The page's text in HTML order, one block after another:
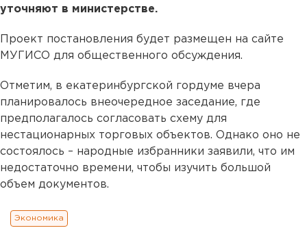
уточняют в министерстве.
Проект постановления будет размещен на сайте
МУГИСО для общественного обсуждения.
Отметим, в екатеринбургской гордуме вчера
планировалось внеочередное заседание, где
предполагалось согласовать схему для
нестационарных торговых объектов. Однако оно не
состоялось – народные избранники заявили, что им
недостаточно времени, чтобы изучить большой
объем документов.
Экономика